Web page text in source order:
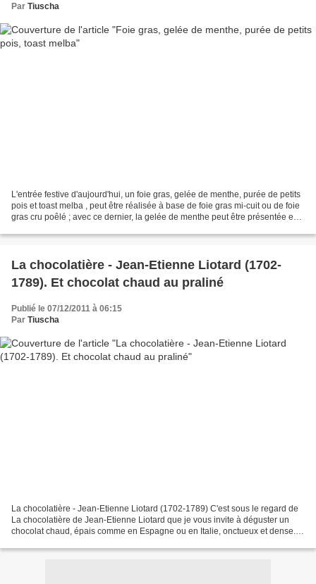
Par Tiuscha
L'entrée festive d'aujourd'hui, un foie gras, gelée de menthe, purée de petits
pois et toast melba , peut être réalisée à base de foie gras mi-cuit ou de foie
gras cru poêlé ; avec ce dernier, la gelée de menthe peut être présentée en
La chocolatière - Jean-Etienne Liotard (1702-
1789). Et chocolat chaud au praliné
Publié le 07/12/2011 à 06:15
Par Tiuscha
La chocolatière - Jean-Etienne Liotard (1702-1789) C'est sous le regard de
La chocolatière de Jean-Etienne Liotard que je vous invite à déguster un
chocolat chaud, épais comme en Espagne ou en Italie, onctueux et dense.